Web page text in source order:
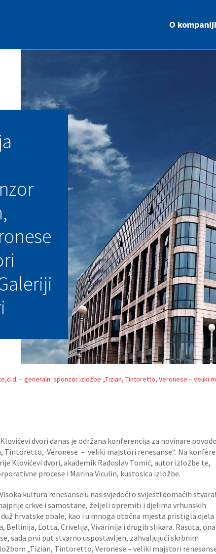
O kompaniji
– generalni sponzor izložbe „Tizian, Tintoretto, Veronese – veliki
dvori danas je održana konferencija za novinare
Tintoretto, Veronese – veliki majstori renesanse“. Na
Klovićevi dvori, akademik Radoslav Tomić, autor izložbe te,
procese i Marina Viculin, kustosica izložbe.
kultura renesanse u nas svjedoči o svijesti domaćih
crkve i samostane, željeli opremiti i djelima vrhunskih
hrvatske obale, kao i u mnoga otočna mjesta pristigla djela
Bellinija, Lotta, Crivelija, Vivarinija i drugih slikara. Rasuta, ona
sada prvi put stvarno uspostavljen, zahvaljujući skrbnim
„Tizian, Tintoretto, Veronese – veliki majstori